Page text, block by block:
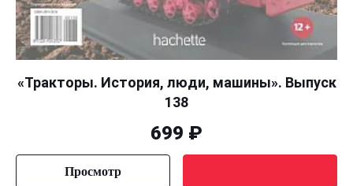
«Тракторы. История, люди, машины». Выпуск
138
699 ₽
Просмотр